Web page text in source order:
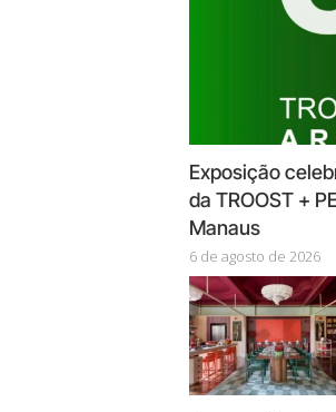
Exposição
da TROOST +
Manaus
6 de agosto de 2026